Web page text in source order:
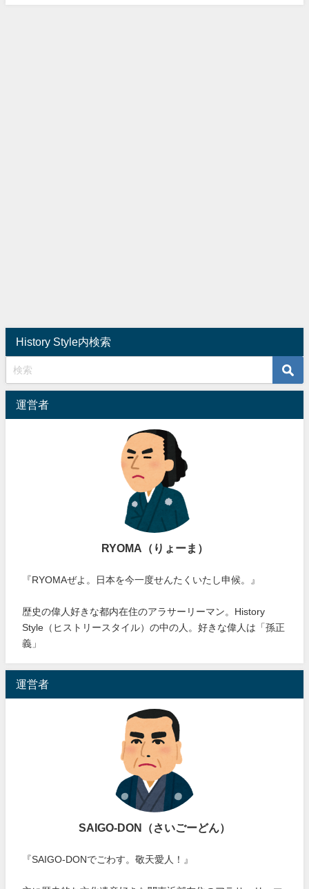
History Style内検索
運営者
RYOMA（りょーま）
『RYOMAぜよ。日本を今一度せんたくいたし申候。』
歴史の偉人好きな都内在住のアラサーリーマン。History
Style（ヒストリースタイル）の中の人。好きな偉人は「孫正
義」
運営者
SAIGO-DON（さいごーどん）
『SAIGO-DONでごわす。敬天愛人！』